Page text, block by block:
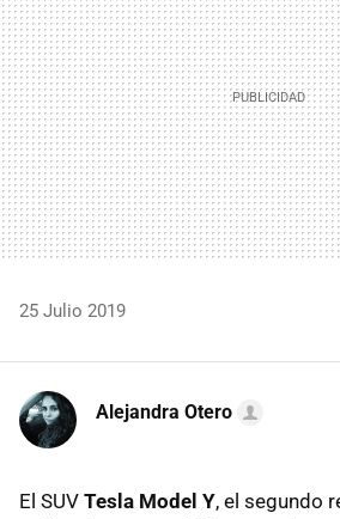
25 Julio 2019
Alejandra Otero
El SUV Tesla Model Y, el segundo